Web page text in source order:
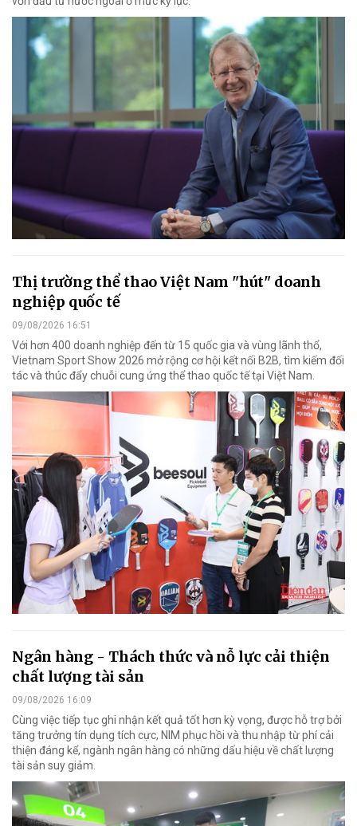
Thị trường thể thao Việt Nam "hút" doanh
nghiệp quốc tế
09/08/2026 16:51
Với hơn 400 doanh nghiệp đến từ 15 quốc gia và vùng lãnh thổ,
Vietnam Sport Show 2026 mở rộng cơ hội kết nối B2B, tìm kiếm đối
tác và thúc đẩy chuỗi cung ứng thể thao quốc tế tại Việt Nam.
Ngân hàng - Thách thức và nỗ lực cải thiện
chất lượng tài sản
09/08/2026 16:09
Cùng việc tiếp tục ghi nhận kết quả tốt hơn kỳ vọng, được hỗ trợ bởi
tăng trưởng tín dụng tích cực, NIM phục hồi và thu nhập từ phí cải
thiện đáng kể, ngành ngân hàng có những dấu hiệu về chất lượng
tài sản suy giảm.